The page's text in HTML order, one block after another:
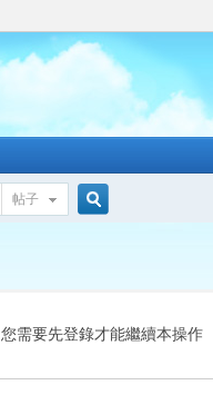
帖子
索
您需要先登錄才能繼續本操作